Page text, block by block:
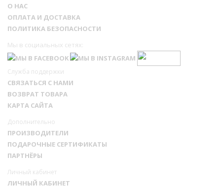
О НАС
ОПЛАТА И ДОСТАВКА
ПОЛИТИКА БЕЗОПАСНОСТИ
Мы в социальных сетях:
Служба поддержки
СВЯЗАТЬСЯ С НАМИ
ВОЗВРАТ ТОВАРА
КАРТА САЙТА
Дополнительно
ПРОИЗВОДИТЕЛИ
ПОДАРОЧНЫЕ СЕРТИФИКАТЫ
ПАРТНЁРЫ
Личный кабинет
ЛИЧНЫЙ КАБИНЕТ